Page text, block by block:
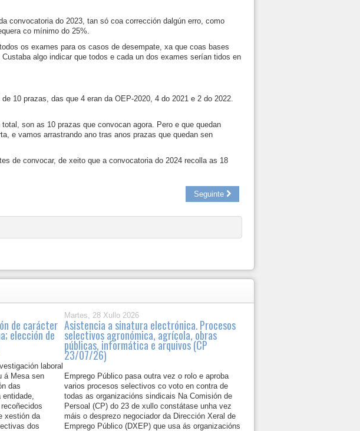
convocatoria do 2023, tan só coa corrección dalgún erro, como
co mínimo do 25%.
os exames para os casos de desempate, xa que coas bases
algo indicar que todos e cada un dos exames serían tidos en
10 prazas, das que 4 eran da OEP-2020, 4 do 2021 e 2 do 2022.
son as 10 prazas que convocan agora. Pero e que quedan
e vamos arrastrando ano tras anos prazas que quedan sen
de convocar, de xeito que a convocatoria do 2024 recolla as 18
Seguinte
de carácter
elección de
laboral
á Mesa sen
das
entidade,
xestión da
dos
Martes, 28 Xullo 2026
Asistencia a sinatura electrónica. Procesos
selectivos agronómica, agrícola, obras
públicas, informática e arquivos (CP
23/07/26)
Emprego Público pasa outra vez o rolo e aproba
varios procesos selectivos co voto en contra de
todas as organizacións sindicais Na Comisión de
Persoal (CP) do 23 de xullo constátase unha vez
máis o desprezo negociador da Dirección Xeral de
Emprego Público (DXEP) que usa ás organizacións